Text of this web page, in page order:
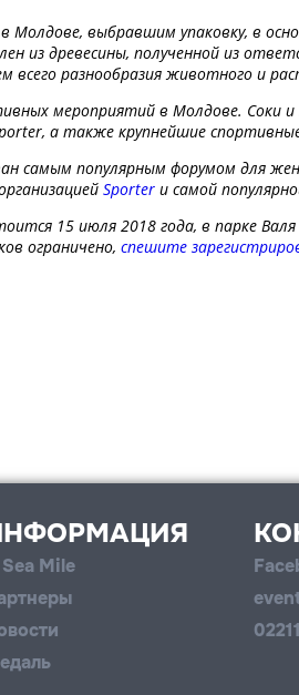
Молдове, выбравшим упаковку, в
из древесины, полученной из
всего разнообразия животного и
мероприятий в Молдове.
а также крупнейшие
самым популярным форумом для
Sporter и самой
15 июля 2018 года, в парке
ограничено, спешите
Mile